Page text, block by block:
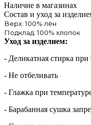
Наличие в магазинах
Состав и уход за
Верх: 100% лён
Подклад: 100% хлопок
Уход за изделием:
- Деликатная стирка
- Не отбеливать
- Глажка при
- Барабанная сушка